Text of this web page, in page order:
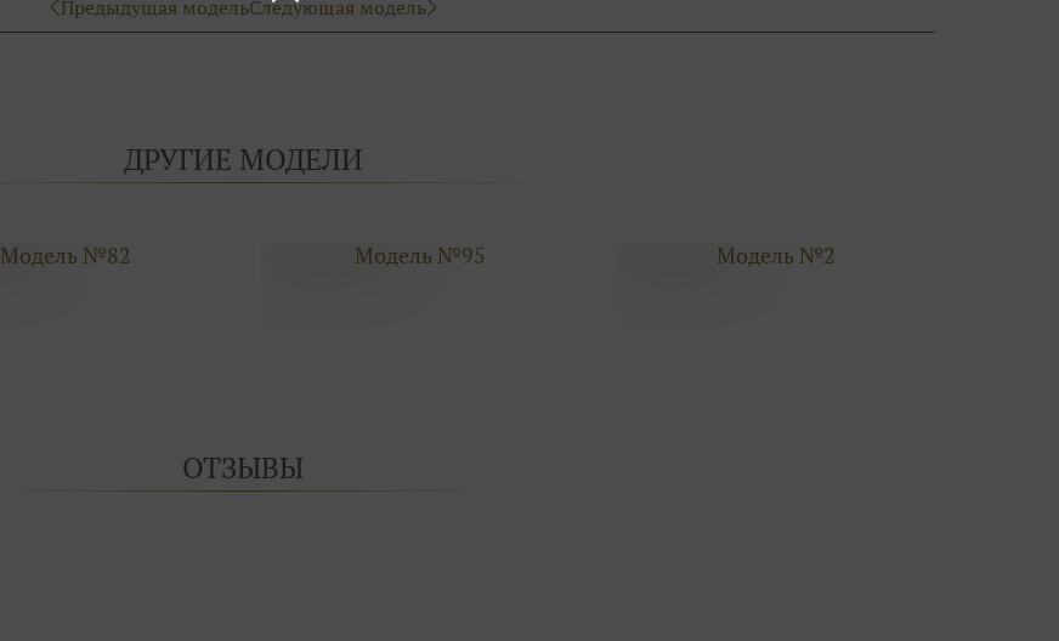
Предыдущая модельСледующая модель
ДРУГИЕ МОДЕЛИ
Модель №82 Модель №95 Модель №2
ОТЗЫВЫ